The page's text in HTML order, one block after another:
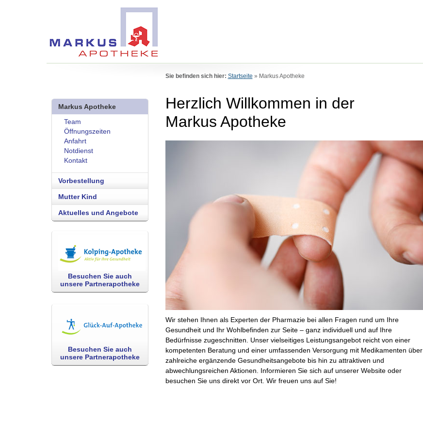
Markus Apotheke
Team
Öffnungszeiten
Anfahrt
Notdienst
Kontakt
Vorbestellung
Mutter Kind
Aktuelles und Angebote
Besuchen Sie auch
unsere Partnerapotheke
Besuchen Sie auch
unsere Partnerapotheke
Sie befinden sich hier: Startseite » Markus Apotheke
Herzlich Willkommen in der
Markus Apotheke
Wir stehen Ihnen als Experten der Pharmazie bei allen Fragen rund um Ihre
Gesundheit und Ihr Wohlbefinden zur Seite – ganz individuell und auf Ihre
Bedürfnisse zugeschnitten. Unser vielseitiges Leistungsangebot reicht von einer
kompetenten Beratung und einer umfassenden Versorgung mit Medikamenten über
zahlreiche ergänzende Gesundheitsangebote bis hin zu attraktiven und
abwechlungsreichen Aktionen. Informieren Sie sich auf unserer Website oder
besuchen Sie uns direkt vor Ort. Wir freuen uns auf Sie!